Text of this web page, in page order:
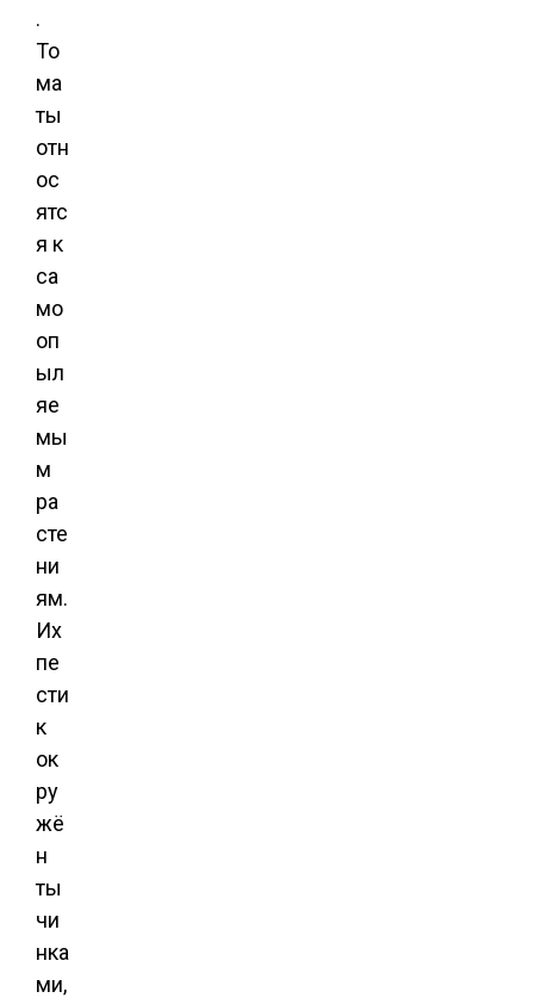
.
То
ма
ты
отн
ос
ятс
я к
са
мо
оп
ыл
яе
мы
м
ра
сте
ни
ям.
Их
пе
сти
к
ок
ру
жё
н
ты
чи
нка
ми,